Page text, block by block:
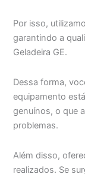
Por isso,
garantindo a
Geladeira GE.
Dessa forma,
equipamento
genuínos, o que
problemas.
Além disso,
realizados. Se